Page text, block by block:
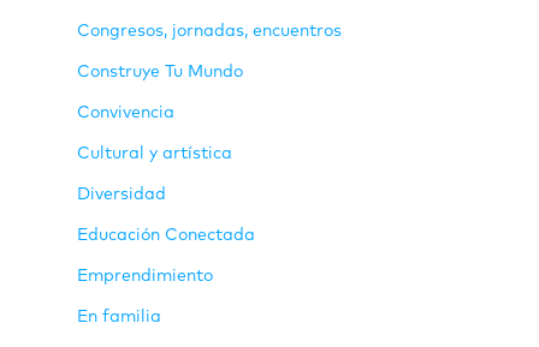
Congresos, jornadas, encuentros
Construye Tu Mundo
Convivencia
Cultural y artística
Diversidad
Educación Conectada
Emprendimiento
En familia